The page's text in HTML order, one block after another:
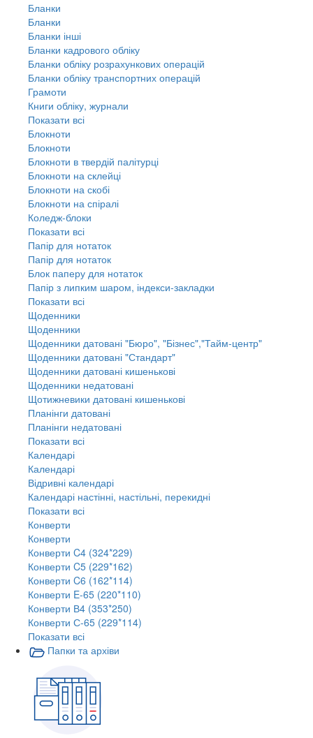
Бланки
Бланки
Бланки інші
Бланки кадрового обліку
Бланки обліку розрахункових операцій
Бланки обліку транспортних операцій
Грамоти
Книги обліку, журнали
Показати всі
Блокноти
Блокноти
Блокноти в твердій палітурці
Блокноти на склейці
Блокноти на скобі
Блокноти на спіралі
Коледж-блоки
Показати всі
Папір для нотаток
Папір для нотаток
Блок паперу для нотаток
Папір з липким шаром, індекси-закладки
Показати всі
Щоденники
Щоденники
Щоденники датовані "Бюро", "Бізнес","Тайм-центр"
Щоденники датовані "Стандарт"
Щоденники датовані кишенькові
Щоденники недатовані
Щотижневики датовані кишенькові
Планінги датовані
Планінги недатовані
Показати всі
Календарі
Календарі
Відривні календарі
Календарі настінні, настільні, перекидні
Показати всі
Конверти
Конверти
Конверти C4 (324*229)
Конверти C5 (229*162)
Конверти C6 (162*114)
Конверти E-65 (220*110)
Конверти В4 (353*250)
Конверти С-65 (229*114)
Показати всі
Папки та архіви